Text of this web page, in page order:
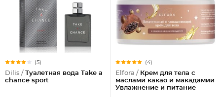
(5)
Dilis / Туалетная вода Take a
chance sport
(4)
Elfora / Крем для тела с
маслами какао и макадамии
Увлажнение и питание